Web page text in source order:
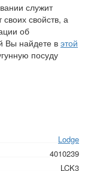
служит
свойств, а
об
Вы найдете в этой
посуду
Lodge
4010239
LCK3